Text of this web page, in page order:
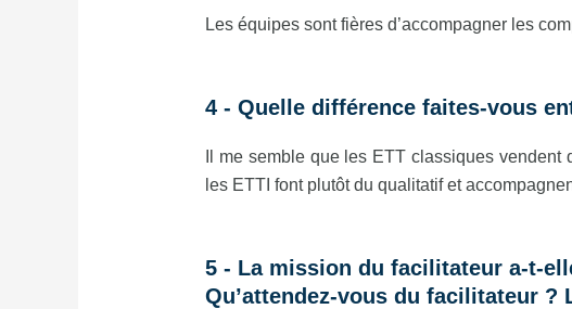
Les équipes sont fières d’accompagner les
4 - Quelle différence faites-vous
Il me semble que les ETT classiques
les ETTI font plutôt du qualitatif et
5 - La mission du facilitateur a-t-
Qu’attendez-vous du facilitateur